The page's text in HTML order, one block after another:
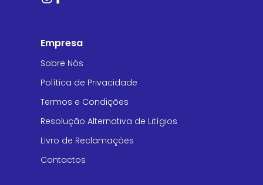
Empresa
Sobre Nós
Política de Privacidade
Termos e Condições
Resolução Alternativa de Litígios
Livro de Reclamações
Contactos